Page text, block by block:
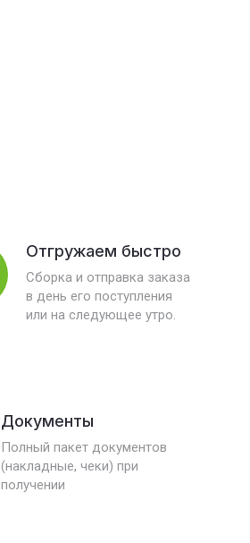
Отгружаем быстро
Сборка и отправка заказа
в день его поступления
или на следующее утро.
Документы
Полный пакет документов
(накладные, чеки) при
получении